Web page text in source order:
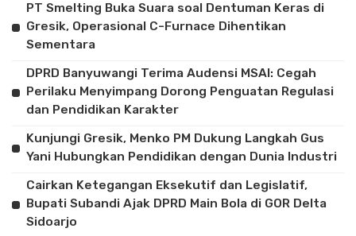
PT Smelting Buka Suara soal Dentuman Keras di
Gresik, Operasional C-Furnace Dihentikan
Sementara
DPRD Banyuwangi Terima Audensi MSAI: Cegah
Perilaku Menyimpang Dorong Penguatan Regulasi
dan Pendidikan Karakter
Kunjungi Gresik, Menko PM Dukung Langkah Gus
Yani Hubungkan Pendidikan dengan Dunia Industri
Cairkan Ketegangan Eksekutif dan Legislatif,
Bupati Subandi Ajak DPRD Main Bola di GOR Delta
Sidoarjo